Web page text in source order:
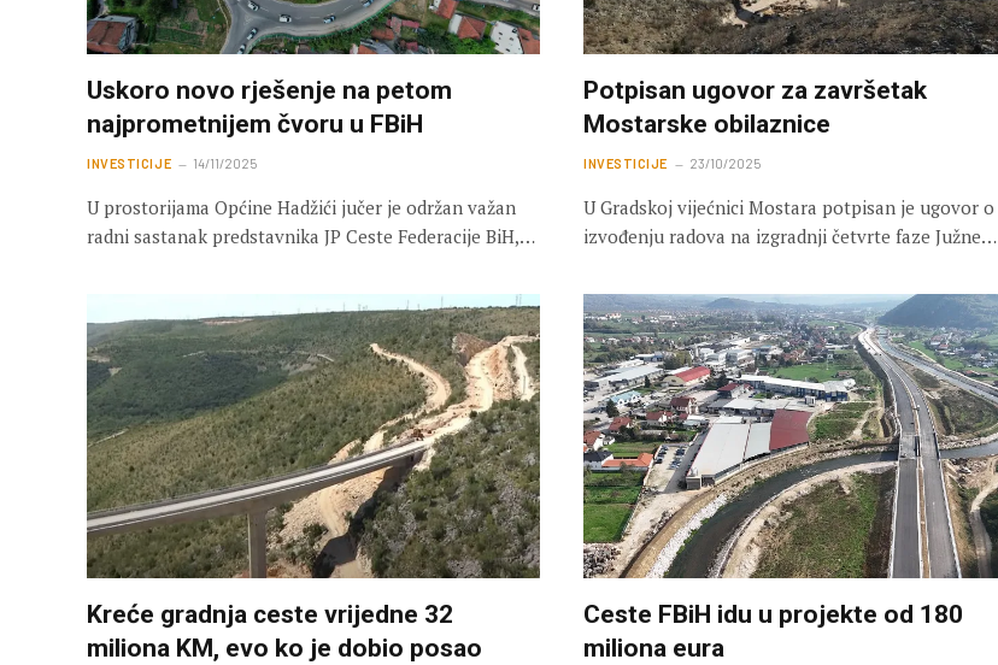
Uskoro novo rješenje na petom
najprometnijem čvoru u FBiH
INVESTICIJE 14/11/2025
U prostorijama Općine Hadžići jučer je održan važan
radni sastanak predstavnika JP Ceste Federacije BiH,…
Potpisan ugovor za završetak
Mostarske obilaznice
INVESTICIJE 23/10/2025
U Gradskoj vijećnici Mostara potpisan je ugovor o
izvođenju radova na izgradnji četvrte faze Južne…
Kreće gradnja ceste vrijedne 32
miliona KM, evo ko je dobio posao
Ceste FBiH idu u projekte od 180
miliona eura